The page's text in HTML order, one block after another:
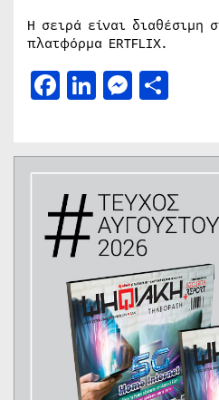
Η σειρά είναι διαθέσιμη
πλατφόρμα ERTFLIX.
Facebook
LinkedIn